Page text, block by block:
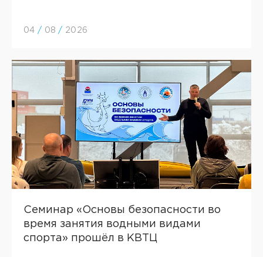
04 / 08 / 2026
Семинар «Основы безопасности во
время занятия водными видами
спорта» прошёл в КВТЦ